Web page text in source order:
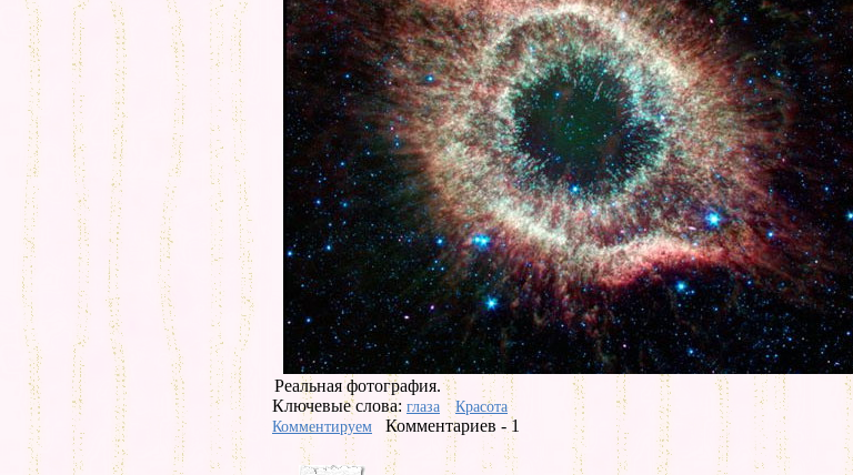
Реальная фотография.
Ключевые слова: глаза
Красота
Комментируем
Комментариев - 1